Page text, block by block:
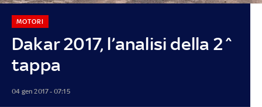
Dakar 2017, l’analisi della 2^
tappa
MOTORI
04 gen 2017 - 07:15